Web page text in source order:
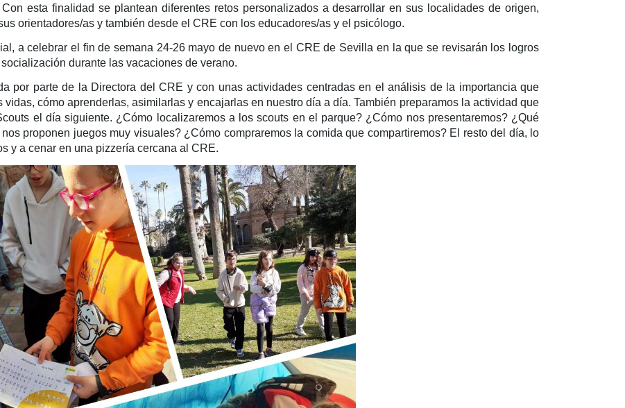
esta finalidad se plantean diferentes retos personalizados a desarrollar en sus localidades de origen,
orientadores/as y también desde el CRE con los educadores/as y el psicólogo.
a celebrar el fin de semana 24-26 mayo de nuevo en el CRE de Sevilla en la que se revisarán los logros
durante las vacaciones de verano.
por parte de la Directora del CRE y con unas actividades centradas en el análisis de la importancia que
cómo aprenderlas, asimilarlas y encajarlas en nuestro día a día. También preparamos la actividad que
el día siguiente. ¿Cómo localizaremos a los scouts en el parque? ¿Cómo nos presentaremos? ¿Qué
proponen juegos muy visuales? ¿Cómo compraremos la comida que compartiremos? El resto del día, lo
y a cenar en una pizzería cercana al CRE.